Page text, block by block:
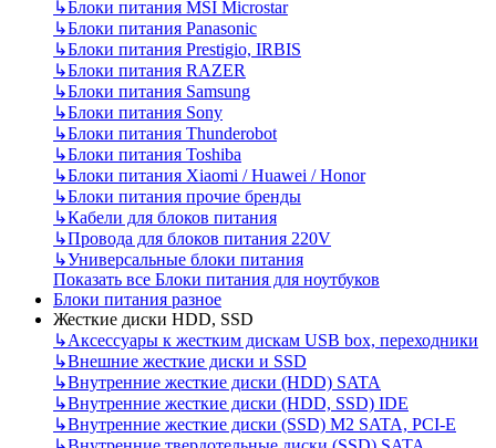
↳Блоки питания MSI Microstar
↳Блоки питания Panasonic
↳Блоки питания Prestigio, IRBIS
↳Блоки питания RAZER
↳Блоки питания Samsung
↳Блоки питания Sony
↳Блоки питания Thunderobot
↳Блоки питания Toshiba
↳Блоки питания Xiaomi / Huawei / Honor
↳Блоки питания прочие бренды
↳Кабели для блоков питания
↳Провода для блоков питания 220V
↳Универсальные блоки питания
Показать все Блоки питания для ноутбуков
Блоки питания разное
Жесткие диски HDD, SSD
↳Аксессуары к жестким дискам USB box, переходники
↳Внешние жесткие диски и SSD
↳Внутренние жесткие диски (HDD) SATA
↳Внутренние жесткие диски (HDD, SSD) IDE
↳Внутренние жесткие диски (SSD) M2 SATA, PCI-E